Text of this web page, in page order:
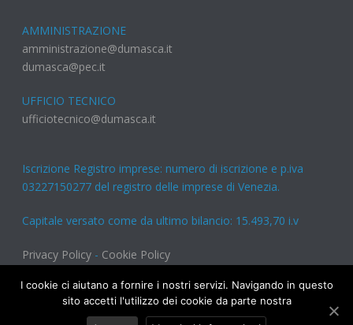
AMMINISTRAZIONE
amministrazione@dumasca.it
dumasca@pec.it
UFFICIO TECNICO
ufficiotecnico@dumasca.it
Iscrizione Registro imprese: numero di iscrizione e p.iva
03227150277 del registro delle imprese di Venezia.
Capitale versato come da ultimo bilancio: 15.493,70 i.v
Privacy Policy - Cookie Policy
I cookie ci aiutano a fornire i nostri servizi. Navigando in questo
sito accetti l'utilizzo dei cookie da parte nostra